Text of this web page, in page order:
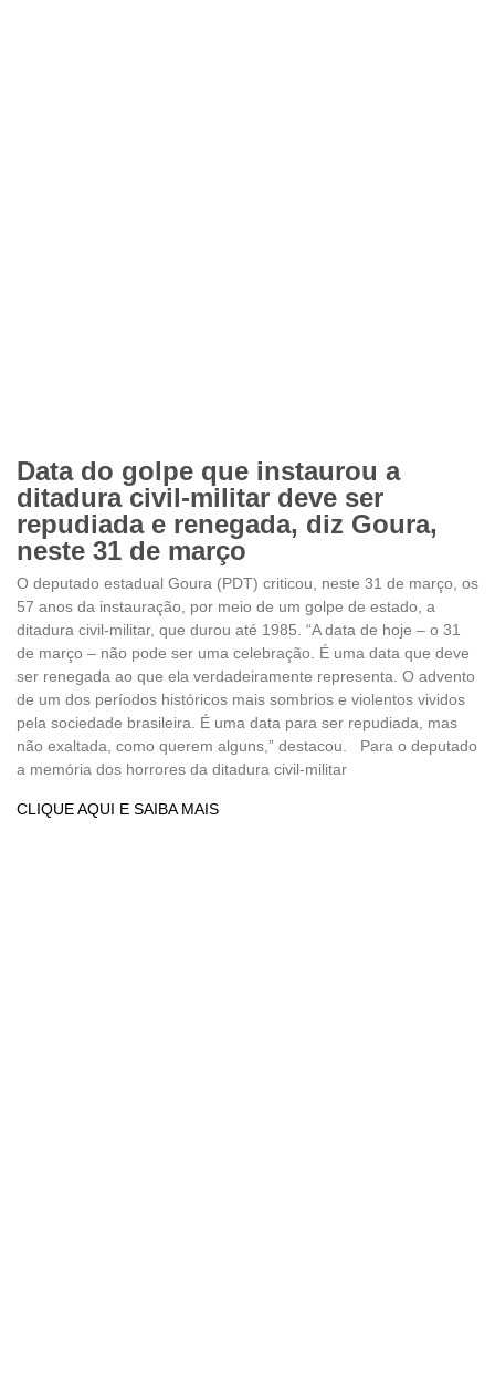
Data do golpe que instaurou a
ditadura civil-militar deve ser
repudiada e renegada, diz Goura,
neste 31 de março
O deputado estadual Goura (PDT) criticou, neste 31 de março, os
57 anos da instauração, por meio de um golpe de estado, a
ditadura civil-militar, que durou até 1985. “A data de hoje – o 31
de março – não pode ser uma celebração. É uma data que deve
ser renegada ao que ela verdadeiramente representa. O advento
de um dos períodos históricos mais sombrios e violentos vividos
pela sociedade brasileira. É uma data para ser repudiada, mas
não exaltada, como querem alguns,” destacou. Para o deputado
a memória dos horrores da ditadura civil-militar
CLIQUE AQUI E SAIBA MAIS